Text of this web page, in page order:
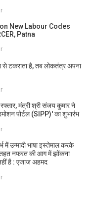
New Labour Codes
Patna
टकराता है, तब लोकतंत्र अपना
रफ्तार, मंत्री श्री संजय कुमार ने
पोर्टल (SIPP)' का शुभारंभ
में उन्मादी भाषा इस्तेमाल करके
तहत नफरत की आग में झोंकना
है : एजाज अहमद